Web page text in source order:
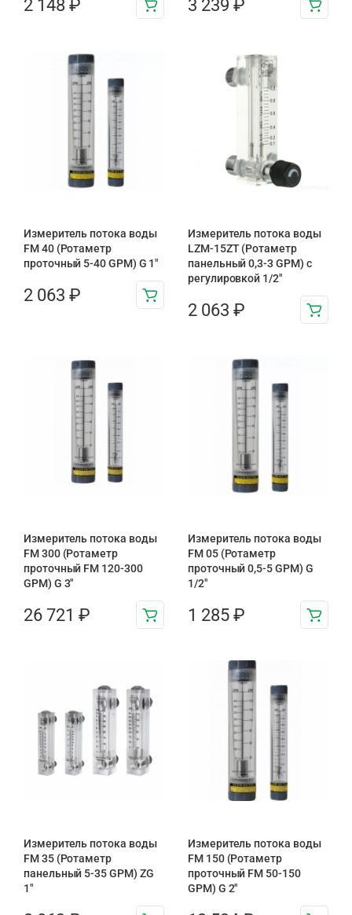
2 148 ₽ 3 239 ₽
Измеритель потока воды
FM 40 (Ротаметр
проточный 5-40 GPM) G 1″
2 063 ₽
Измеритель потока воды
LZM-15ZT (Ротаметр
панельный 0,3-3 GPM) с
регулировкой 1/2″
2 063 ₽
Измеритель потока воды
FM 300 (Ротаметр
проточный FM 120-300
GPM) G 3″
26 721 ₽
Измеритель потока воды
FM 05 (Ротаметр
проточный 0,5-5 GPM) G
1/2″
1 285 ₽
Измеритель потока воды
FM 35 (Ротаметр
панельный 5-35 GPM) ZG
1″
Измеритель потока воды
FM 150 (Ротаметр
проточный FM 50-150
GPM) G 2″